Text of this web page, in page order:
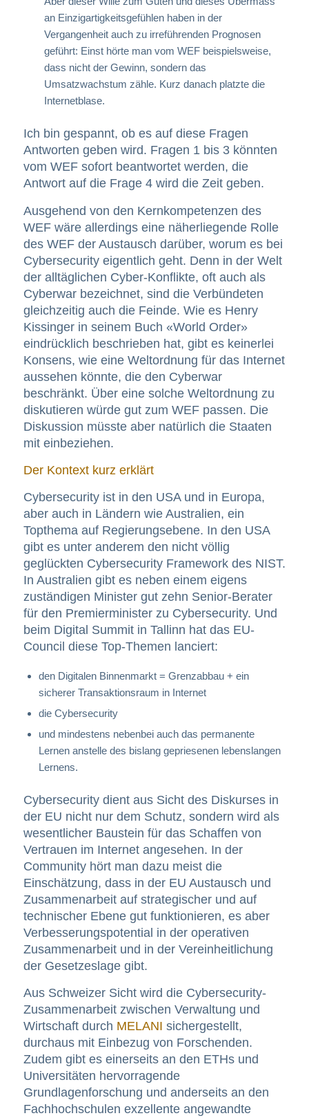
an Einzigartigkeitsgefühlen haben in der
Vergangenheit auch zu irreführenden Prognosen
geführt: Einst hörte man vom WEF beispielsweise,
dass nicht der Gewinn, sondern das
Umsatzwachstum zähle. Kurz danach platzte die
Internetblase.
Ich bin gespannt, ob es auf diese Fragen
Antworten geben wird. Fragen 1 bis 3 könnten
vom WEF sofort beantwortet werden, die
Antwort auf die Frage 4 wird die Zeit geben.
Ausgehend von den Kernkompetenzen des
WEF wäre allerdings eine näherliegende Rolle
des WEF der Austausch darüber, worum es bei
Cybersecurity eigentlich geht. Denn in der Welt
der alltäglichen Cyber-Konflikte, oft auch als
Cyberwar bezeichnet, sind die Verbündeten
gleichzeitig auch die Feinde. Wie es Henry
Kissinger in seinem Buch «World Order»
eindrücklich beschrieben hat, gibt es keinerlei
Konsens, wie eine Weltordnung für das Internet
aussehen könnte, die den Cyberwar
beschränkt. Über eine solche Weltordnung zu
diskutieren würde gut zum WEF passen. Die
Diskussion müsste aber natürlich die Staaten
mit einbeziehen.
Der Kontext kurz erklärt
Cybersecurity ist in den USA und in Europa,
aber auch in Ländern wie Australien, ein
Topthema auf Regierungsebene. In den USA
gibt es unter anderem den nicht völlig
geglückten Cybersecurity Framework des NIST.
In Australien gibt es neben einem eigens
zuständigen Minister gut zehn Senior-Berater
für den Premierminister zu Cybersecurity. Und
beim Digital Summit in Tallinn hat das EU-
Council diese Top-Themen lanciert:
den Digitalen Binnenmarkt = Grenzabbau + ein
sicherer Transaktionsraum in Internet
die Cybersecurity
und mindestens nebenbei auch das permanente
Lernen anstelle des bislang gepriesenen lebenslangen
Lernens.
Cybersecurity dient aus Sicht des Diskurses in
der EU nicht nur dem Schutz, sondern wird als
wesentlicher Baustein für das Schaffen von
Vertrauen im Internet angesehen. In der
Community hört man dazu meist die
Einschätzung, dass in der EU Austausch und
Zusammenarbeit auf strategischer und auf
technischer Ebene gut funktionieren, es aber
Verbesserungspotential in der operativen
Zusammenarbeit und in der Vereinheitlichung
der Gesetzeslage gibt.
Aus Schweizer Sicht wird die Cybersecurity-
Zusammenarbeit zwischen Verwaltung und
Wirtschaft durch MELANI sichergestellt,
durchaus mit Einbezug von Forschenden.
Zudem gibt es einerseits an den ETHs und
Universitäten hervorragende
Grundlagenforschung und anderseits an den
Fachhochschulen exzellente angewandte